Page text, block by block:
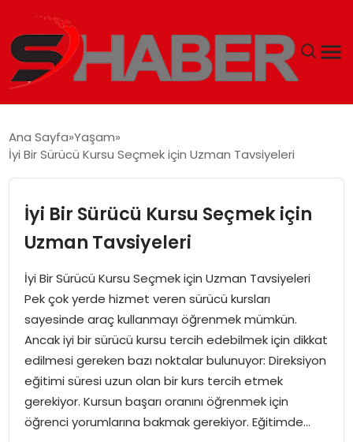
TEKNOLOJI
SPOR
EKONOMI
SIYASET
EĞITIM
YAŞAM
Ana Sayfa Yaşam
İyi Bir Sürücü Kursu Seçmek için Uzman Tavsiyeleri
İyi Bir Sürücü Kursu Seçmek için
Uzman Tavsiyeleri
İyi Bir Sürücü Kursu Seçmek için Uzman Tavsiyeleri
Pek çok yerde hizmet veren sürücü kursları
sayesinde araç kullanmayı öğrenmek mümkün.
Ancak iyi bir sürücü kursu tercih edebilmek için dikkat
edilmesi gereken bazı noktalar bulunuyor: Direksiyon
eğitimi süresi uzun olan bir kurs tercih etmek
gerekiyor. Kursun başarı oranını öğrenmek için
öğrenci yorumlarına bakmak gerekiyor. Eğitimde…